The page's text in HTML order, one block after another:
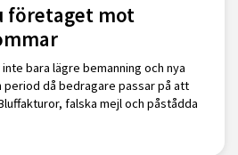
företaget mot
bara lägre bemanning och nya
period då bedragare passar på att
falska mejl och påstådda